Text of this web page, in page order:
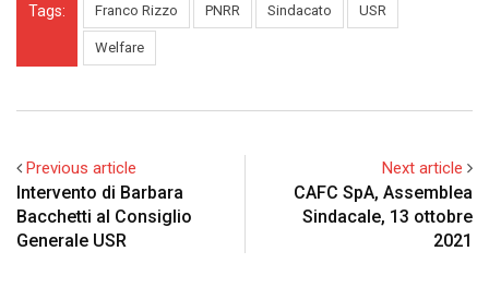
Tags: Franco Rizzo PNRR Sindacato USR
Welfare
Previous article
Intervento di Barbara
Bacchetti al Consiglio
Generale USR
Next article
CAFC SpA, Assemblea
Sindacale, 13 ottobre
2021